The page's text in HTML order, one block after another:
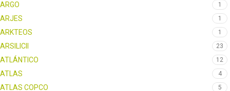
ARGO 1
ARJES 1
ARKTEOS 1
ARSILICII 23
ATLÁNTICO 12
ATLAS 4
ATLAS COPCO 5